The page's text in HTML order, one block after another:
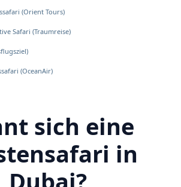
(Orient Tours)
Safari (Traumreise)
(OceanAir)
sich eine
in